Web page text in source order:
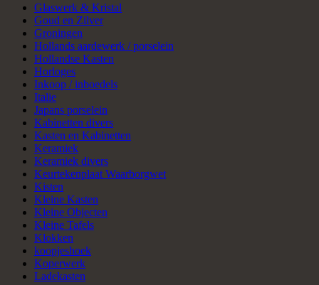
Glaswerk & Kristal
Goud en Zilver
Groningen
Hollands aardewerk / porselein
Hollandse Kasten
Horloges
Inkoop / inboedels
Italie
Japans porselein
Kabinetten divers
Kasten en Kabinetten
Keramiek
Keramiek divers
Keurtekenplaat Waarborgwet
Kisten
Kleine Kasten
Kleine Objecten
Kleine Tafels
Klokken
koopjeshoek
Koperwerk
Ladekasten